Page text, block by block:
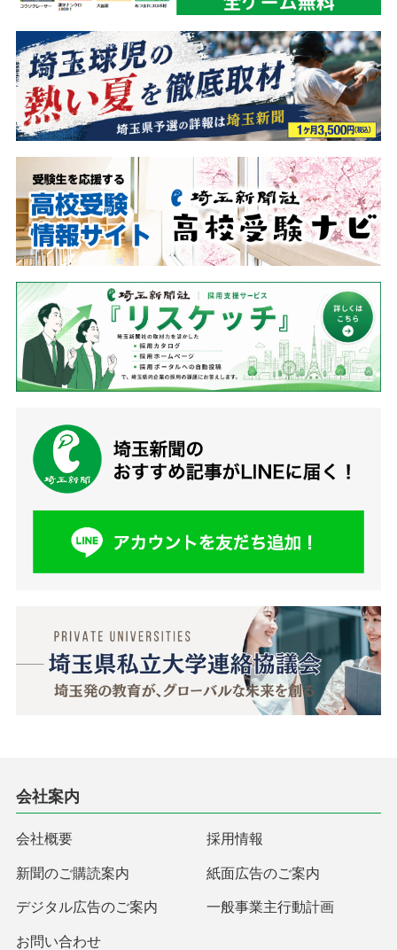
会社案内
会社概要 採用情報
新聞のご購読案内 紙面広告のご案内
デジタル広告のご案内 一般事業主行動計画
お問い合わせ